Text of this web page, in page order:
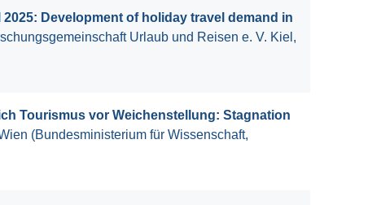
2025: Development of holiday travel demand in
Urlaub und Reisen e. V. Kiel,
Tourismus vor Weichenstellung: Stagnation
(Bundesministerium für Wissenschaft,